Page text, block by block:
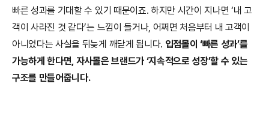
빠른 성과를 기대할 수 있기 때문이죠. 하지만 시간이 지나면 ‘내 고
객이 사라진 것 같다’는 느낌이 들거나, 어쩌면 처음부터 내 고객이
아니었다는 사실을 뒤늦게 깨닫게 됩니다. 입점몰이 ‘빠른 성과’를
가능하게 한다면, 자사몰은 브랜드가 ‘지속적으로 성장’할 수 있는
구조를 만들어줍니다.